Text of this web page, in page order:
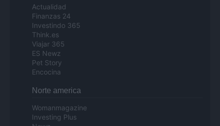
Actualidad
Finanzas 24
Investindo 365
Think.es
Viajar 365
ES Newz
Pet Story
Encocina
Norte america
Womanmagazine
Investing Plus